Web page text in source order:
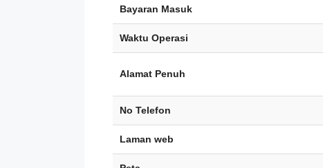
Bayaran Masuk
Waktu Operasi
Alamat Penuh
No Telefon
Laman web